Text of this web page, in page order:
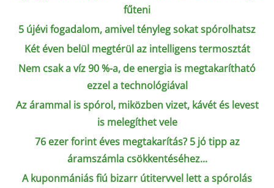
fűteni
5 újévi fogadalom, amivel tényleg sokat spórolhatsz
Két éven belül megtérül az intelligens termosztát
Nem csak a víz 90 %-a, de energia is megtakarítható
ezzel a technológiával
Az árammal is spórol, miközben vizet, kávét és levest
is melegíthet vele
76 ezer forint éves megtakarítás? 5 jó tipp az
áramszámla csökkentéséhez...
A kuponmániás fiú bizarr útitervvel lett a spórolás